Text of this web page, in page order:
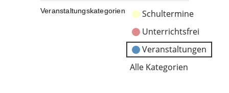
Veranstaltungskategorien
Schultermine
Unterrichtsfrei
Veranstaltungen
Alle Kategorien